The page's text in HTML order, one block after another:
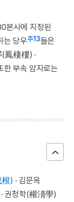
본사에 지정된
는 당우주13들은
(鳳棲樓) ·
부속 암자로는
根) · 김문옥
· 권청학(權淸學)